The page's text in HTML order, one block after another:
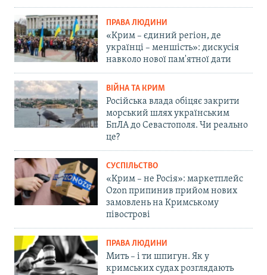
ПРАВА ЛЮДИНИ
«Крим – єдиний регіон, де
українці – меншість»: дискусія
навколо нової пам'ятної дати
ВІЙНА ТА КРИМ
Російська влада обіцяє закрити
морський шлях українським
БпЛА до Севастополя. Чи реально
це?
СУСПІЛЬСТВО
«Крим – не Росія»: маркетплейс
Ozon припинив прийом нових
замовлень на Кримському
півострові
ПРАВА ЛЮДИНИ
Мить – і ти шпигун. Як у
кримських судах розглядають